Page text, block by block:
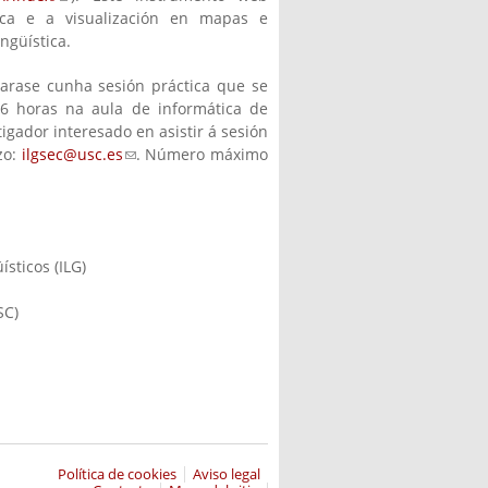
e a visualización en mapas e
cunha sesión práctica que se
horas na aula de informática de
interesado en asistir á sesión
ilgsec@usc.es(link sends e-mail)
. Número máximo
(ILG)
Aviso legal
Política de cookies